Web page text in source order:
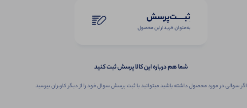
ثبـــــت‌پرسش
به‌عنوان ‌خریدار‌این‌ محصول
شما هم درباره این کالا پرسش ثبت کنید
اگر سوالی در مورد محصول داشته باشید میتوانید با ثبت پرسش سوال خود را از دیگر کاربران بپرسید